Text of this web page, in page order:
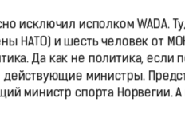
исключил исполком WADA.
НАТО) и шесть человек от
Да как не политика, если
действующие министры.
министр спорта Норвегии.